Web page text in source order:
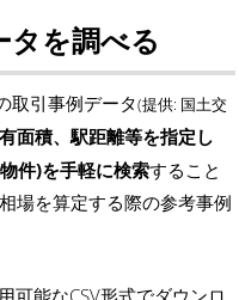
タを調べる
取引事例データ(提供: 国土交
面積、駅距離等を指定し
件)を手軽に検索すること
場を算定する際の参考事例
可能なCSV形式でダウンロ